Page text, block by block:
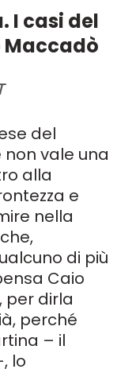
I casi del
Maccadò
del
non vale una
alla
e
nella
di più
Caio
per dirla
perché
– il
lo